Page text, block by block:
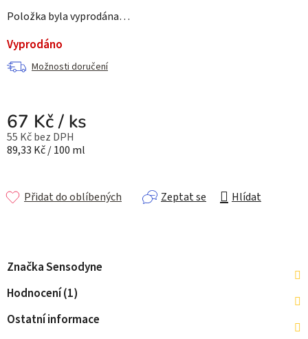
Položka byla vyprodána…
Vyprodáno
Možnosti doručení
67 Kč/ ks
55 Kč bez DPH
Měrná cena:
89,33 Kč / 100 ml
Zeptat se Hlídat
Přidat do oblíbených
ZnačkaSensodyne
Hodnocení (1)
Ostatní informace